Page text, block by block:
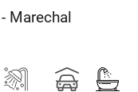
Marechal